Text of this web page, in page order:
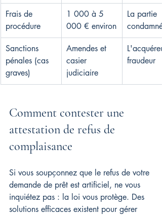
Frais de
procédure
1 000 à 5
000 € environ
La partie
condamnée
Sanctions
pénales (cas
graves)
Amendes et
casier
judiciaire
fraudeur
Comment contester une
attestation de refus de
complaisance
Si vous soupçonnez que le refus de votre
demande de prêt est artificiel, ne vous
inquiétez pas : la loi vous protège. Des
solutions efficaces existent pour gérer